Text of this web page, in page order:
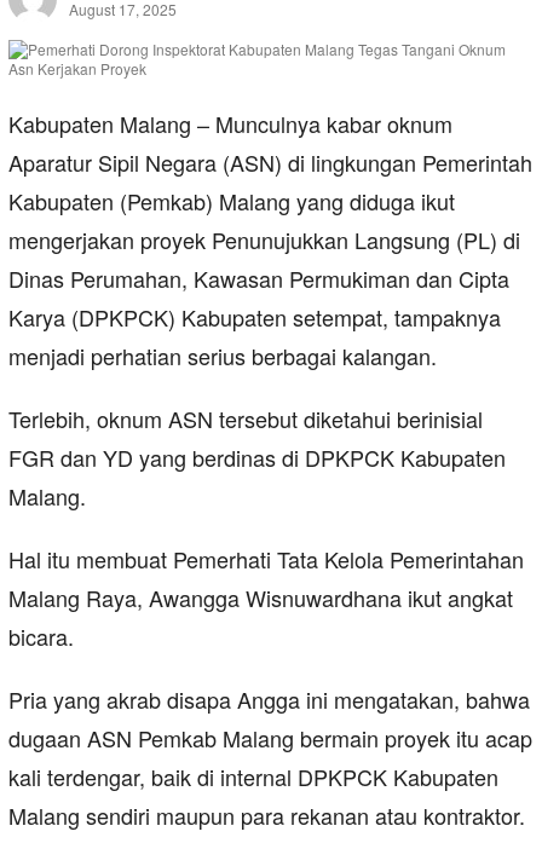
August 17, 2025
Kabupaten Malang – Munculnya kabar oknum
Aparatur Sipil Negara (ASN) di lingkungan Pemerintah
Kabupaten (Pemkab) Malang yang diduga ikut
mengerjakan proyek Penunujukkan Langsung (PL) di
Dinas Perumahan, Kawasan Permukiman dan Cipta
Karya (DPKPCK) Kabupaten setempat, tampaknya
menjadi perhatian serius berbagai kalangan.
Terlebih, oknum ASN tersebut diketahui berinisial
FGR dan YD yang berdinas di DPKPCK Kabupaten
Malang.
Hal itu membuat Pemerhati Tata Kelola Pemerintahan
Malang Raya, Awangga Wisnuwardhana ikut angkat
bicara.
Pria yang akrab disapa Angga ini mengatakan, bahwa
dugaan ASN Pemkab Malang bermain proyek itu acap
kali terdengar, baik di internal DPKPCK Kabupaten
Malang sendiri maupun para rekanan atau kontraktor.